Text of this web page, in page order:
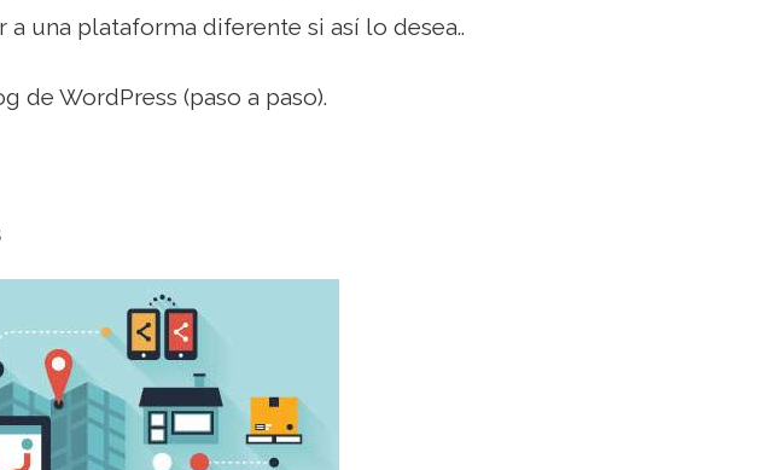
una plataforma diferente si así lo desea..
de WordPress (paso a paso).